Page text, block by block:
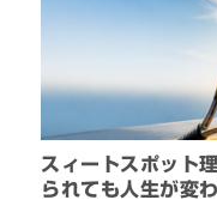
スィートスポット
られても人生が変